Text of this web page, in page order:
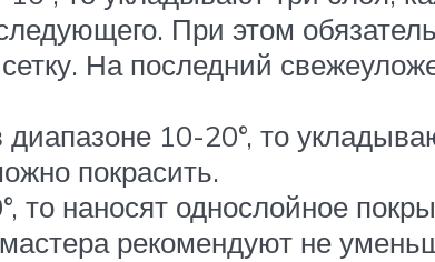
При этом
На последний
диапазоне 10-20°, то
покрасить.
то наносят однослойное
рекомендуют не